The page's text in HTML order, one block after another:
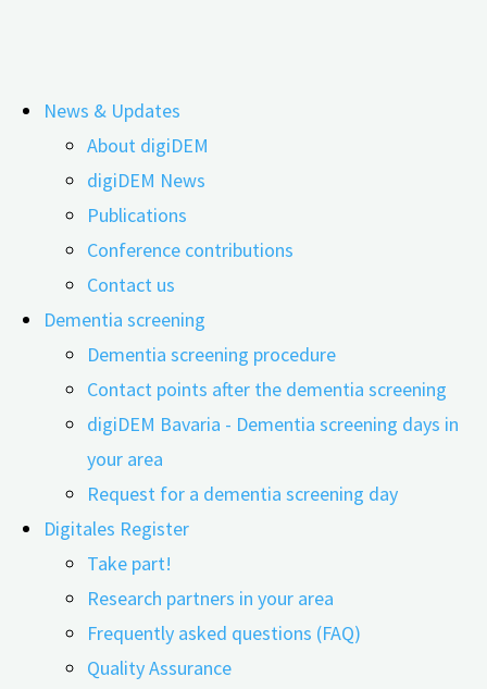
to
content
News & Updates
About digiDEM
digiDEM News
Publications
Conference contributions
Contact us
Dementia screening
Dementia screening procedure
Contact points after the dementia screening
digiDEM Bavaria - Dementia screening days in
your area
Request for a dementia screening day
Digitales Register
Take part!
Research partners in your area
Frequently asked questions (FAQ)
Quality Assurance
33. Alzheimer Europe Conference:
digiDEM Bavaria was there
14.11.2023
Internationale Demenzforschung: Auf der 33.